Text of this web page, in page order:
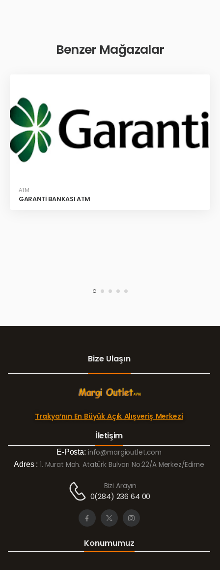
Benzer Mağazalar
ATM
GARANTİ BANKASI ATM
Bize Ulaşın
Trakya’nın En Büyük Açık Alışveriş Merkezi
İletişim
E-Posta: info@margioutlet.com
Adres : 1. Murat Mah. Atatürk Bulvarı No:22/A Merkez/Edirne
Bizi Arayın
0(284) 236 64 00
Konumumuz